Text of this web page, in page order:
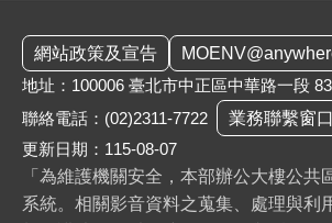
網站政策及宣告
地址：100006 臺北市中正區中華路一段
聯絡電話： (02)2311-7722
業務聯繫窗口
更新日期：115-08-07
「為維護機關安全，本部辦公大樓公共
系統。相關影音資料之蒐集、處理與利